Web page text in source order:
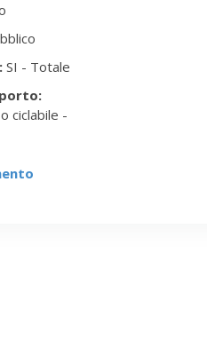
SI - Totale
ciclabile -